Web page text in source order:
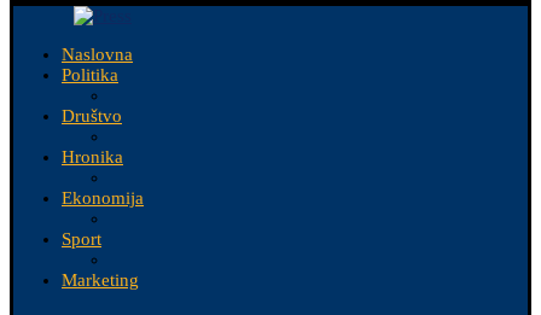
Naslovna
Politika
Društvo
Hronika
Ekonomija
Sport
Marketing